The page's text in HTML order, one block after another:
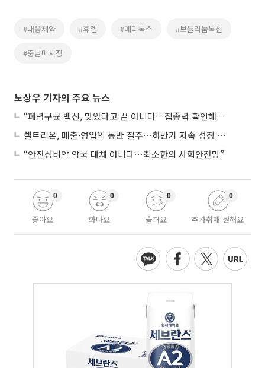
#대웅제약 #휴젤 #메디톡스 #보툴리눔톡신
#중남미시장
노상우 기자의 주요 뉴스
“폐렴구균 백신, 맞았다고 끝 아니다…접종력 확인해야”
셀트리온, 매출·영업익 동반 질주…하반기 지속 성장 전망에 주목
“안전상비약 약국 대체 아니다…최소한의 사회안전망”
좋아요
0
화나요
0
슬퍼요
0
추가취재 원해요
0